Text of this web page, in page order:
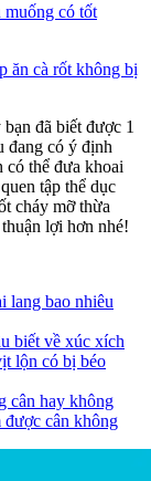
muống có tốt
ăn cà rốt không bị
đã biết được 1
đang có ý định
có thể đưa khoai
tập thể dục
cháy mỡ thừa
lợi hơn nhé!
lang bao nhiêu
biết về xúc xích
lộn có bị béo
cân hay không
cân không